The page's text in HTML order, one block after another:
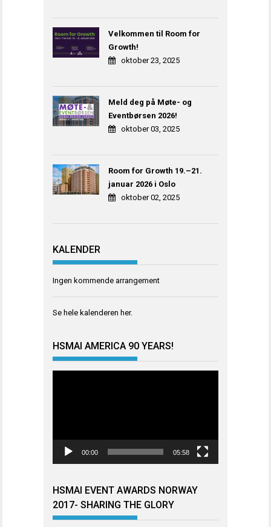
Velkommen til Room for
Growth!
oktober 23, 2025
Meld deg på Møte- og
Eventbørsen 2026!
oktober 03, 2025
Room for Growth 19.–21.
januar 2026 i Oslo
oktober 02, 2025
KALENDER
Ingen kommende arrangement
Se hele kalenderen her.
HSMAI AMERICA 90 YEARS!
00:00 05:58
HSMAI EVENT AWARDS NORWAY
2017- SHARING THE GLORY